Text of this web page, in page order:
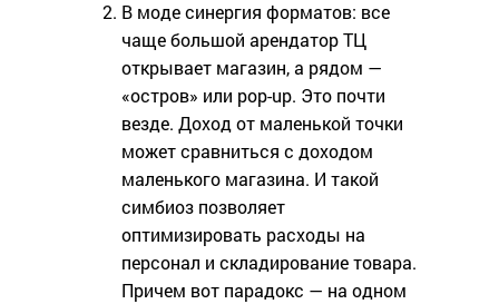
В моде синергия форматов: все
чаще большой арендатор ТЦ
открывает магазин, а рядом —
«остров» или pop-up. Это почти
везде. Доход от маленькой точки
может сравниться с доходом
маленького магазина. И такой
симбиоз позволяет
оптимизировать расходы на
персонал и складирование товара.
Причем вот парадокс — на одном